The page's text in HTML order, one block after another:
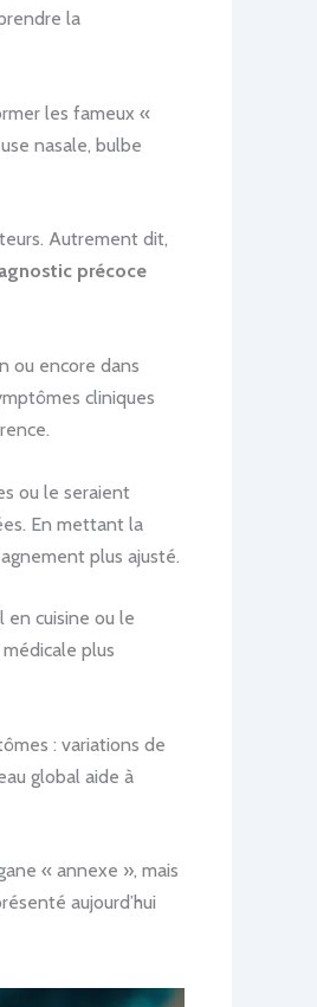
la
les fameux «
nasale, bulbe
Autrement dit,
précoce
ou encore dans
cliniques
ou le seraient
En mettant la
plus ajusté.
en cuisine ou le
plus
: variations de
global aide à
« annexe », mais
aujourd’hui